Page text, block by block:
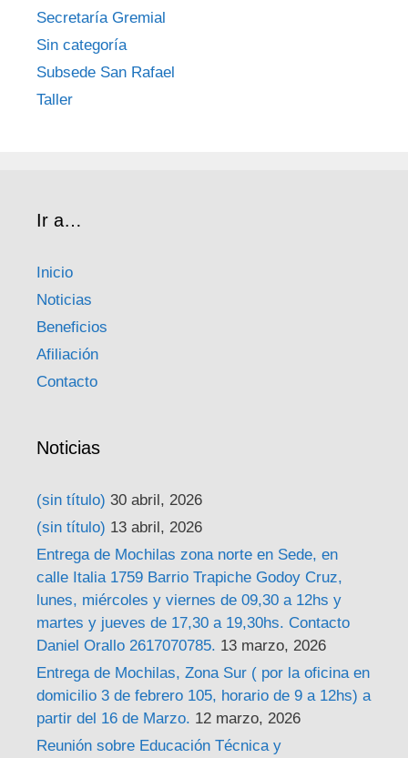
Secretaría Gremial
Sin categoría
Subsede San Rafael
Taller
Ir a…
Inicio
Noticias
Beneficios
Afiliación
Contacto
Noticias
(sin título) 30 abril, 2026
(sin título) 13 abril, 2026
Entrega de Mochilas zona norte en Sede, en
calle Italia 1759 Barrio Trapiche Godoy Cruz,
lunes, miércoles y viernes de 09,30 a 12hs y
martes y jueves de 17,30 a 19,30hs. Contacto
Daniel Orallo 2617070785. 13 marzo, 2026
Entrega de Mochilas, Zona Sur ( por la oficina en
domicilio 3 de febrero 105, horario de 9 a 12hs) a
partir del 16 de Marzo. 12 marzo, 2026
Reunión sobre Educación Técnica y